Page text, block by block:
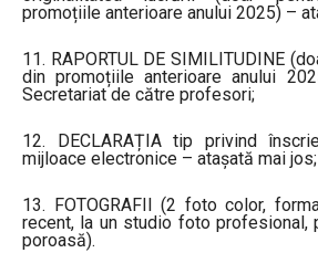
promoțiile anterioare anului 2025) –
11. RAPORTUL DE SIMILITUDINE
din promoțiile anterioare anului
Secretariat de către profesori;
12. DECLARAȚIA tip privind
mijloace electronice – atașată mai jos;
13. FOTOGRAFII (2 foto color,
recent, la un studio foto profesional,
poroasă).